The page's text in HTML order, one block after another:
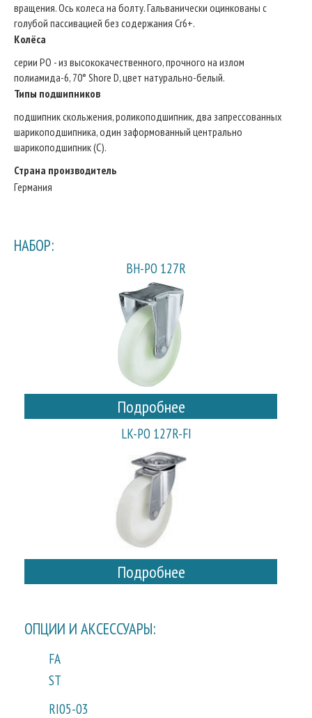
вращения. Ось колеса на болту. Гальванически оцинкованы с
голубой пассивацией без содержания Cr6+.
Колёса
серии PO - из высококачественного, прочного на излом
полиамида-6, 70° Shore D, цвет натурально-белый.
Типы подшипников
подшипник скольжения, роликоподшипник, два запрессованных
шарикоподшипника, один заформованный центрально
шарикоподшипник (С).
Страна производитель
Германия
НАБОР:
BH-PO 127R
Подробнее
LK-PO 127R-FI
Подробнее
ОПЦИИ И АКСЕССУАРЫ:
FA
ST
RI05-03